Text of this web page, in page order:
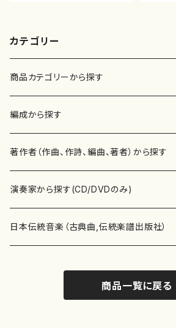
カテゴリー
商品カテゴリーから探す
楽譜
書籍
書籍
テキストブック
CD・DVD
チケット
編成から探す
邦楽器
箏・琴（ソロ）
箏・琴（合奏）
合唱
混声合唱
歌・声
洋楽器（弦楽器）
著作者（作曲、作詩、編曲、著者）から探す
あ行
青木省三(アオキ ショウゾウ)
か行
蔭山滸山(カゲヤマ キョザン)
斉藤松声(サイトウ ショウセイ)
演奏家から探す(CD/DVDのみ)
邦楽（箏、三味線、尺八等）演奏家
應和惠子（声楽・ソプラノ）
洋楽-鍵盤楽器（ピアノ、オルガン等）演奏家
日本伝統音楽（古典曲,伝統楽譜出版社）
宮城道雄（宮城宗家監修）
地歌箏曲（三絃古典楽譜）
商品一覧に戻る